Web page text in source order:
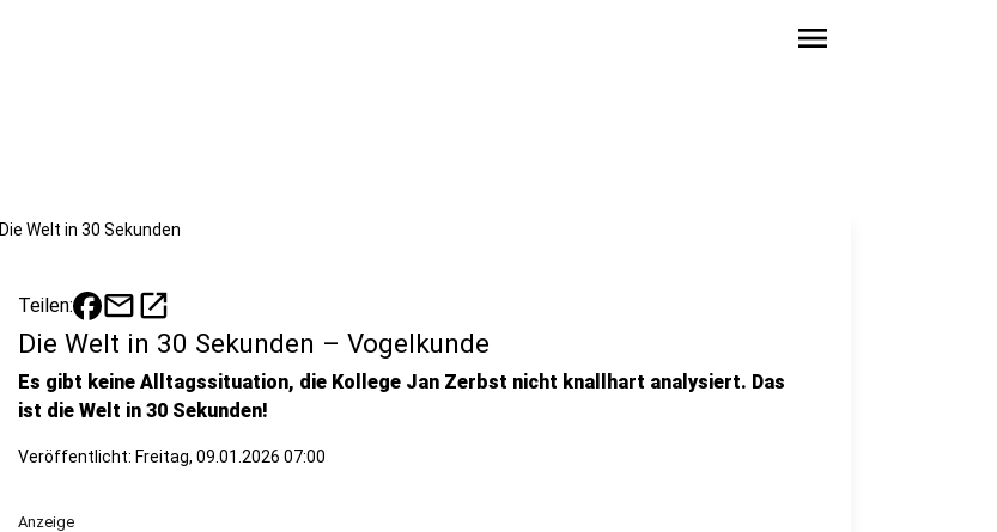
menu
Die Welt in 30 Sekunden
Teilen: mailopen_in_new
Die Welt in 30 Sekunden – Vogelkunde
Es gibt keine Alltagssituation, die Kollege Jan Zerbst nicht knallhart analysiert. Das
ist die Welt in 30 Sekunden!
Veröffentlicht: Freitag, 09.01.2026 07:00
Anzeige